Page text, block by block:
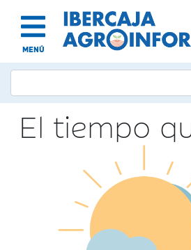
MENÚ
El tiempo